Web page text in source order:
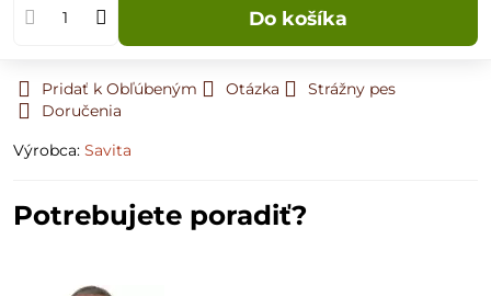
Do košíka
Pridať k Obľúbeným Otázka
Strážny pes
Doručenia
Výrobca: Savita
Potrebujete poradiť?